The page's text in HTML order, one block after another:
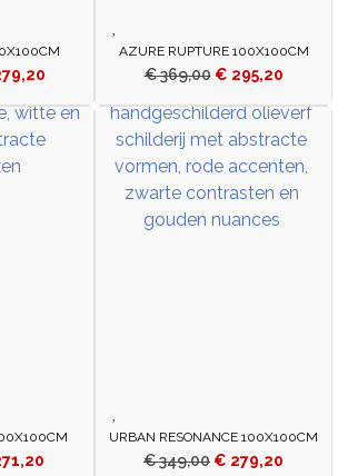
AZURE RUPTURE 100X100CM
€369,00 € 295,20
URBAN RESONANCE 100X100CM
€349,00 € 279,20